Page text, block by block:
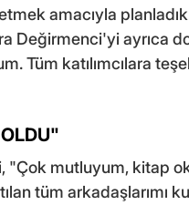
amacıyla
Değirmenci'yi ayrıca
Tüm katılımcılara
"Çok mutluyum, kitap
tüm arkadaşlarımı